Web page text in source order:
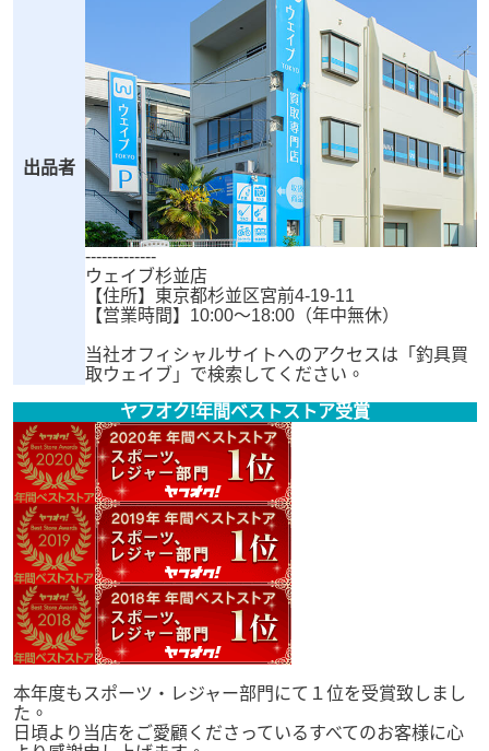
出品者
-------------
ウェイブ杉並店
【住所】東京都杉並区宮前4-19-11
【営業時間】10:00～18:00（年中無休）
当社オフィシャルサイトへのアクセスは「釣具買
取ウェイブ」で検索してください。
ヤフオク!年間ベストストア受賞
本年度もスポーツ・レジャー部門にて１位を受賞致しまし
た。
日頃より当店をご愛顧くださっているすべてのお客様に心